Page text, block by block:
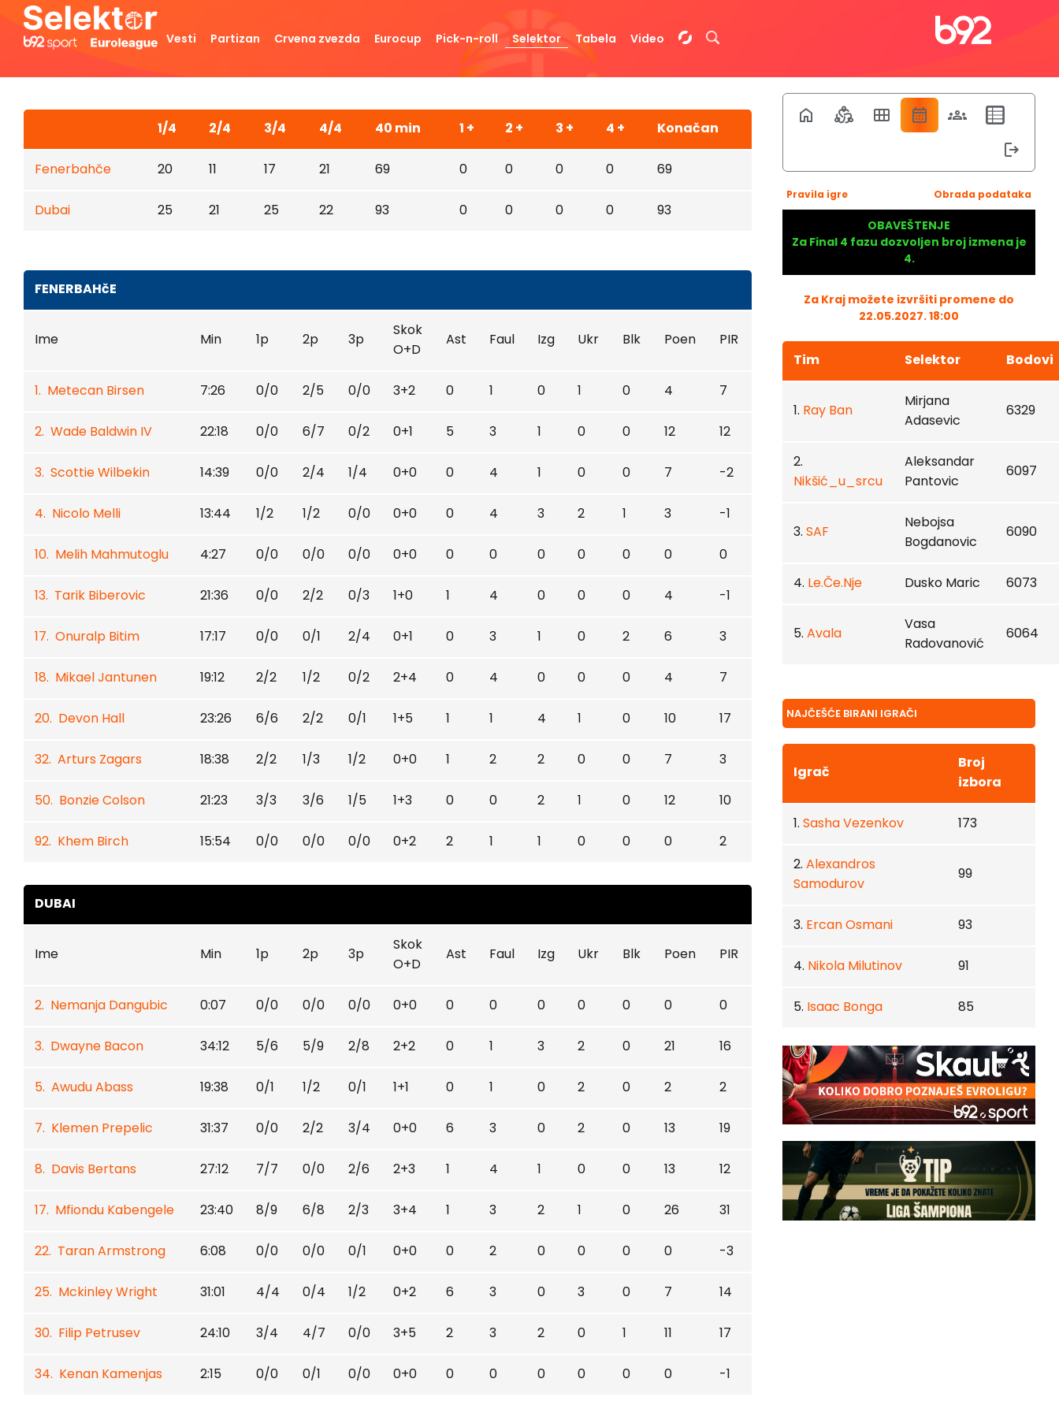
Vesti Partizan Crvena zvezda Eurocup Pick-n-roll Selektor Tabela Video
1/4 2/4 3/4 4/4 40 min 1 + 2 + 3 + 4 + Konačan
Fenerbahče 20 11 17 21 69 0 0 0 0 69
Dubai 25 21 25 22 93 0 0 0 0 93
FENERBAHčE
Ime Min 1p 2p 3p
Skok
O+D
Ast Faul Izg Ukr Blk Poen PIR
1. Metecan Birsen 7:26 0/0 2/5 0/0 3+2 0 1 0 1 0 4 7
2. Wade Baldwin IV 22:18 0/0 6/7 0/2 0+1 5 3 1 0 0 12 12
3. Scottie Wilbekin 14:39 0/0 2/4 1/4 0+0 0 4 1 0 0 7 -2
4. Nicolo Melli 13:44 1/2 1/2 0/0 0+0 0 4 3 2 1 3 -1
10. Melih Mahmutoglu 4:27 0/0 0/0 0/0 0+0 0 0 0 0 0 0 0
13. Tarik Biberovic 21:36 0/0 2/2 0/3 1+0 1 4 0 0 0 4 -1
17. Onuralp Bitim 17:17 0/0 0/1 2/4 0+1 0 3 1 0 2 6 3
18. Mikael Jantunen 19:12 2/2 1/2 0/2 2+4 0 4 0 0 0 4 7
20. Devon Hall 23:26 6/6 2/2 0/1 1+5 1 1 4 1 0 10 17
32. Arturs Zagars 18:38 2/2 1/3 1/2 0+0 1 2 2 0 0 7 3
50. Bonzie Colson 21:23 3/3 3/6 1/5 1+3 0 0 2 1 0 12 10
92. Khem Birch 15:54 0/0 0/0 0/0 0+2 2 1 1 0 0 0 2
DUBAI
Ime Min 1p 2p 3p
Skok
O+D
Ast Faul Izg Ukr Blk Poen PIR
2. Nemanja Dangubic 0:07 0/0 0/0 0/0 0+0 0 0 0 0 0 0 0
3. Dwayne Bacon 34:12 5/6 5/9 2/8 2+2 0 1 3 2 0 21 16
5. Awudu Abass 19:38 0/1 1/2 0/1 1+1 0 1 0 2 0 2 2
7. Klemen Prepelic 31:37 0/0 2/2 3/4 0+0 6 3 0 2 0 13 19
8. Davis Bertans 27:12 7/7 0/0 2/6 2+3 1 4 1 0 0 13 12
17. Mfiondu Kabengele 23:40 8/9 6/8 2/3 3+4 1 3 2 1 0 26 31
22. Taran Armstrong 6:08 0/0 0/0 0/1 0+0 0 2 0 0 0 0 -3
25. Mckinley Wright 31:01 4/4 0/4 1/2 0+2 6 3 0 3 0 7 14
30. Filip Petrusev 24:10 3/4 4/7 0/0 3+5 2 3 2 0 1 11 17
34. Kenan Kamenjas 2:15 0/0 0/1 0/0 0+0 0 0 0 0 0 0 -1
Pravila igre Obrada podataka
OBAVEŠTENJE
Za Final 4 fazu dozvoljen broj izmena je
4.
Za Kraj možete izvršiti promene do
22.05.2027. 18:00
Tim Selektor Bodovi
1. Ray Ban
Mirjana
Adasevic
6329
2.
Nikšić_u_srcu
Aleksandar
Pantovic
6097
3. SAF
Nebojsa
Bogdanovic
6090
4. Le.Če.Nje Dusko Maric 6073
5. Avala
Vasa
Radovanović
6064
NAJČEŠĆE BIRANI IGRAČI
Igrač
Broj
izbora
1. Sasha Vezenkov 173
2. Alexandros
Samodurov
99
3. Ercan Osmani 93
4. Nikola Milutinov 91
5. Isaac Bonga 85